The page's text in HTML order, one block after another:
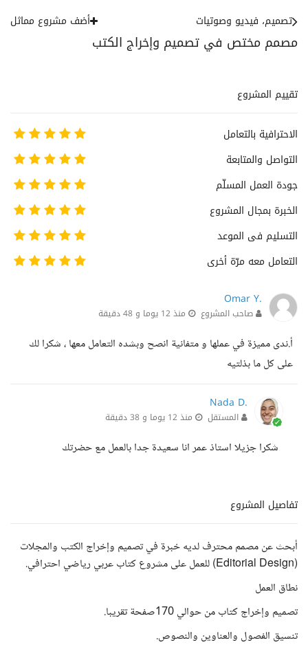
مصمم مختص في تصميم وإخراج الكتب
تصميم، فيديو وصوتيات أضف مشروع مماثل
تقييم المشروع
الاحترافية بالتعامل
التواصل والمتابعة
جودة العمل المسلّم
الخبرة بمجال المشروع
التسليم فى الموعد
التعامل معه مرّة أخرى
Omar Y.
صاحب المشروع منذ 12 يوما و 48 دقيقة
أ.ندى مميزة في عملها و متفانية انصح وبشده التعامل معها ، شكرا لك
على كل ما بذلتيه
Nada D.
المستقل منذ 12 يوما و 38 دقيقة
شكرا جزيلا استاذ عمر انا سعيدة جدا بالعمل مع حضرتك
تفاصيل المشروع
أبحث عن مصمم محترف لديه خبرة في تصميم وإخراج الكتب والمجلات
(Editorial Design) للعمل على مشروع كتاب عربي رياضي احترافي.
نطاق العمل
تصميم وإخراج كتاب من حوالي 170صفحة تقريبا.
تنسيق الفصول والعناوين والنصوص.